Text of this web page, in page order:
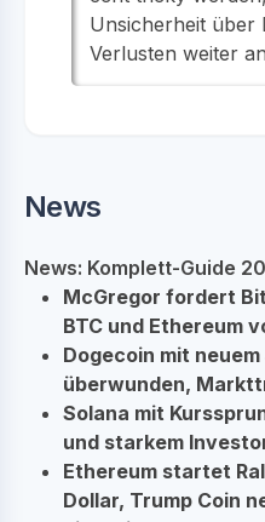
Unsicherheit über
Verlusten weiter
News
News: Komplett-Guide
McGregor fordert
BTC und Ethereum
Dogecoin mit
überwunden,
Solana mit
und starkem
Ethereum startet
Dollar, Trump Coin